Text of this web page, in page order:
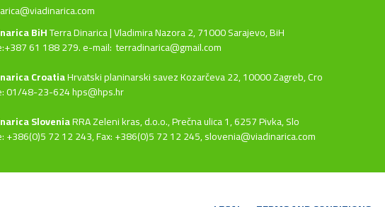
BiHTerra Dinarica | Vladimira Nazora 2, 71000 Sarajevo, BiH
61 188 279. e-mail:terradinarica@gmail.com
CroatiaHrvatski planinarski savez Kozarčeva 22, 10000 Zagreb, Cro
01/48-23-624 hps@hps.hr
SloveniaRRA Zeleni kras, d.o.o.,Prečna ulica 1, 6257 Pivka, Slo
+386(0)5 72 12 243, Fax: +386(0)5 72 12 245,slovenia@viadinarica.com